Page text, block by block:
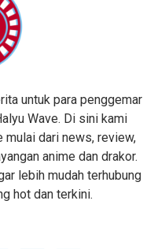
untuk para penggemar
Wave. Di sini kami
dari news, review,
anime dan drakor.
lebih mudah terhubung
hot dan terkini.